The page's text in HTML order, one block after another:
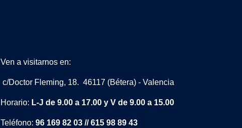
Ven a visitarnos en:
c/Doctor Fleming, 18. 46117 (Bétera) - Valencia
Horario: L-J de 9.00 a 17.00 y V de 9.00 a 15.00
Teléfono: 96 169 82 03 // 615 98 89 43